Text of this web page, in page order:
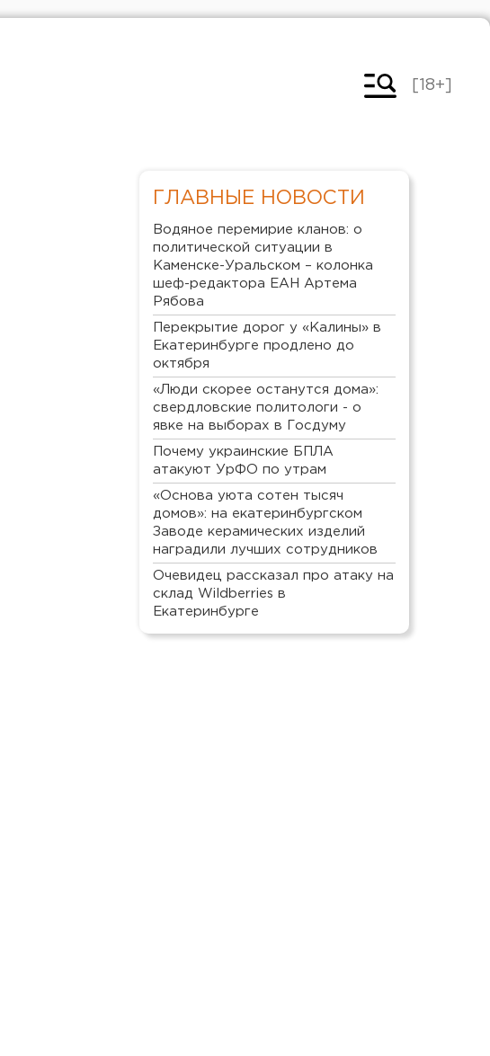
[18+]
ГЛАВНЫЕ НОВОСТИ
Водяное перемирие кланов: о
политической ситуации в
Каменске-Уральском – колонка
шеф-редактора ЕАН Артема
Рябова
Перекрытие дорог у «Калины» в
Екатеринбурге продлено до
октября
«Люди скорее останутся дома»:
свердловские политологи - о
явке на выборах в Госдуму
Почему украинские БПЛА
атакуют УрФО по утрам
«Основа уюта сотен тысяч
домов»: на екатеринбургском
Заводе керамических изделий
наградили лучших сотрудников
Очевидец рассказал про атаку на
склад Wildberries в
Екатеринбурге